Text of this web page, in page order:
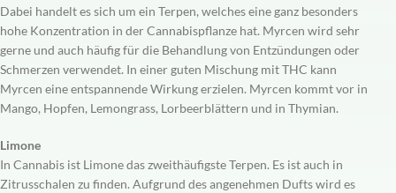
Dabei handelt es sich um ein Terpen, welches eine ganz besonders
hohe Konzentration in der Cannabispflanze hat. Myrcen wird sehr
gerne und auch häufig für die Behandlung von Entzündungen oder
Schmerzen verwendet. In einer guten Mischung mit THC kann
Myrcen eine entspannende Wirkung erzielen. Myrcen kommt vor in
Mango, Hopfen, Lemongrass, Lorbeerblättern und in Thymian.
Limone
In Cannabis ist Limone das zweithäufigste Terpen. Es ist auch in
Zitrusschalen zu finden. Aufgrund des angenehmen Dufts wird es